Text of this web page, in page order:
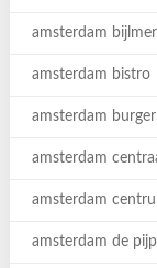
amsterdam
amsterdam bistro
amsterdam burger
amsterdam
amsterdam
amsterdam de pijp